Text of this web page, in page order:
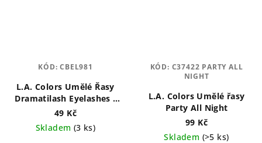
L.A. Colors Umělé Řasy
Dramatilash Eyelashes -
Daring
49 Kč
Skladem (3 ks)
KÓD:CBEL981
L.A. Colors Umělé řasy
Party All Night
99 Kč
Skladem (>5 ks)
KÓD: C37422 PARTY ALL
NIGHT